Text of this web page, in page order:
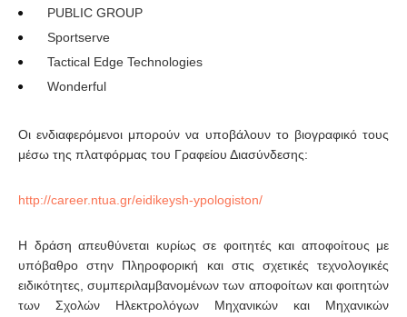
PUBLIC GROUP
Sportserve
Tactical Edge Technologies
Wonderful
Οι ενδιαφερόμενοι μπορούν να υποβάλουν το βιογραφικό τους
μέσω της πλατφόρμας του Γραφείου Διασύνδεσης:
http://career.ntua.gr/eidikeysh-ypologiston/
Η δράση απευθύνεται κυρίως σε φοιτητές και αποφοίτους με
υπόβαθρο στην Πληροφορική και στις σχετικές τεχνολογικές
ειδικότητες, συμπεριλαμβανομένων των αποφοίτων και φοιτητών
των Σχολών Ηλεκτρολόγων Μηχανικών και Μηχανικών